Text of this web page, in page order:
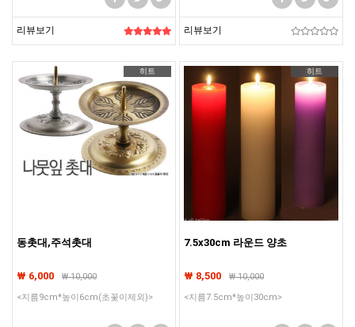
리뷰보기 리뷰보기
히트
동촛대,주석촛대
₩ 6,000 ₩10,000
<지름9cm*높이6cm(초꽃이제외)>
히트
7.5x30cm 라운드 양초
₩ 8,500 ₩10,000
<지름7.5cm*높이30cm>